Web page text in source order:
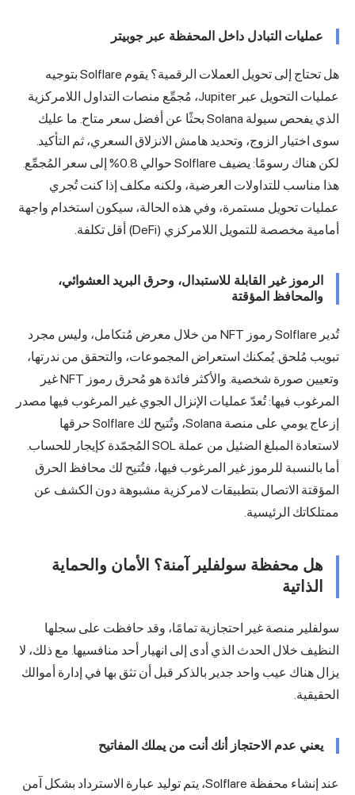
عمليات التبادل داخل المحفظة عبر جوبيتر
هل تحتاج إلى تحويل العملات الرقمية؟ يقوم Solflare بتوجيه
عمليات التحويل عبر Jupiter، مُجمِّع منصات التداول اللامركزية
الذي يفحص سيولة Solana بحثًا عن أفضل سعر متاح. ما عليك
سوى اختيار الزوج، وتحديد هامش الانزلاق السعري، ثم التأكيد.
لكن هناك رسومًا: يضيف Solflare حوالي 0.8% إلى سعر المُجمِّع.
هذا مناسب للتداولات العرضية، ولكنه مكلف إذا كنت تُجري
عمليات تحويل مستمرة، وفي هذه الحالة، سيكون استخدام واجهة
أمامية مخصصة للتمويل اللامركزي (DeFi) أقل تكلفة.
الرموز غير القابلة للاستبدال، وحرق البريد العشوائي،
والمحافظ المؤقتة
تُدير Solflare رموز NFT من خلال معرض مُتكامل، وليس مجرد
تبويب مُلحق. يُمكنك استعراض المجموعات، والتحقق من ندرتها،
وتعيين صورة شخصية. والأكثر فائدة هو مُحرق رموز NFT غير
المرغوب فيها: تُعدّ عمليات الإنزال الجوي غير المرغوب فيها مصدر
إزعاج يومي على منصة Solana، وتُتيح لك Solflare حرقها
لاستعادة المبلغ الضئيل من عملة SOL المُجمّدة كإيجار للحساب.
أما بالنسبة للرموز غير المرغوب فيها، فتُتيح لك محافظ الحرق
المؤقتة الاتصال بتطبيقات لامركزية مشبوهة دون الكشف عن
ممتلكاتك الرئيسية.
هل محفظة سولفلير آمنة؟ الأمان والحماية
الذاتية
سولفلير منصة غير احتجازية تمامًا، وقد حافظت على سجلها
النظيف خلال الحدث الذي أدى إلى انهيار أحد منافسيها. مع ذلك، لا
يزال هناك عيب واحد جدير بالذكر قبل أن تثق بها في إدارة أموالك
الحقيقية.
يعني عدم الاحتجاز أنك أنت من يملك المفاتيح
عند إنشاء محفظة Solflare، يتم توليد عبارة الاسترداد بشكل آمن